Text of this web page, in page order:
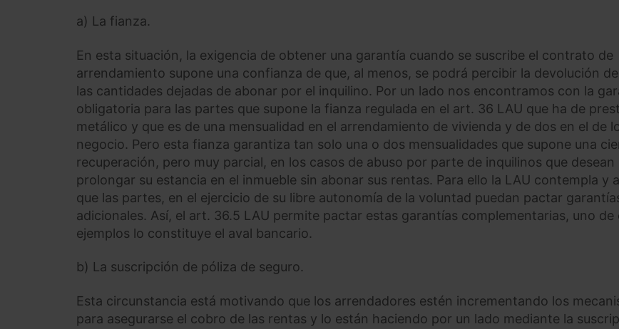
a) La fianza.
En esta situación, la exigencia de obtener una garantía cuando se suscribe el contrato de
arrendamiento supone una confianza de que, al menos, se podrá percibir la devolución
las cantidades dejadas de abonar por el inquilino. Por un lado nos encontramos con la
obligatoria para las partes que supone la fianza regulada en el art. 36 LAU que ha de
metálico y que es de una mensualidad en el arrendamiento de vivienda y de dos en el de
negocio. Pero esta fianza garantiza tan solo una o dos mensualidades que supone una
recuperación, pero muy parcial, en los casos de abuso por parte de inquilinos que desean
prolongar su estancia en el inmueble sin abonar sus rentas. Para ello la LAU contempla y
que las partes, en el ejercicio de su libre autonomía de la voluntad puedan pactar
adicionales. Así, el art. 36.5 LAU permite pactar estas garantías complementarias, uno de
ejemplos lo constituye el aval bancario.
b) La suscripción de póliza de seguro.
Esta circunstancia está motivando que los arrendadores estén incrementando los
para asegurarse el cobro de las rentas y lo están haciendo por un lado mediante la